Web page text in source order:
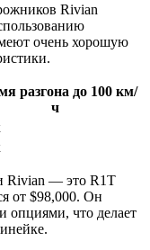
Rivian
очень хорошую
разгона до 100 км/
ч
Rivian — это R1T
от $98,000. Он
опциями, что делает